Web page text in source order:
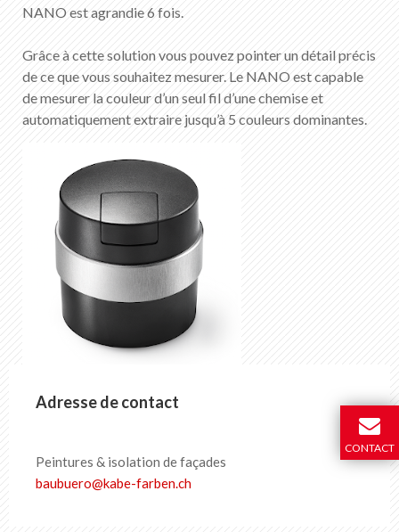
NANO est agrandie 6 fois.
Grâce à cette solution vous pouvez pointer un détail précis
de ce que vous souhaitez mesurer. Le NANO est capable
de mesurer la couleur d’un seul fil d’une chemise et
automatiquement extraire jusqu’à 5 couleurs dominantes.
Adresse de contact
Peintures & isolation de façades
baubuero@kabe-farben.ch
CONTACT